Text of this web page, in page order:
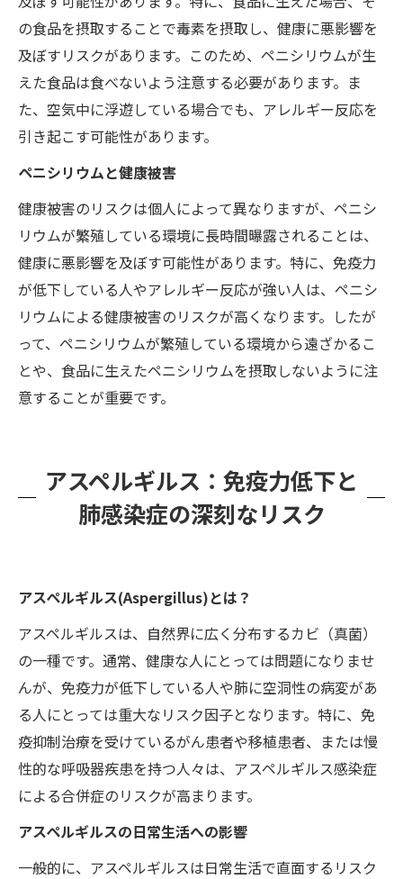
の食品を摂取することで毒素を摂取し、健康に悪影響を
及ぼすリスクがあります。このため、ペニシリウムが生
えた食品は食べないよう注意する必要があります。ま
た、空気中に浮遊している場合でも、アレルギー反応を
引き起こす可能性があります。
ペニシリウムと健康被害
健康被害のリスクは個人によって異なりますが、ペニシ
リウムが繁殖している環境に長時間曝露されることは、
健康に悪影響を及ぼす可能性があります。特に、免疫力
が低下している人やアレルギー反応が強い人は、ペニシ
リウムによる健康被害のリスクが高くなります。したが
って、ペニシリウムが繁殖している環境から遠ざかるこ
とや、食品に生えたペニシリウムを摂取しないように注
意することが重要です。
アスペルギルス：免疫力低下と
肺感染症の深刻なリスク
アスペルギルス(Aspergillus)とは？
アスペルギルスは、自然界に広く分布するカビ（真菌）
の一種です。通常、健康な人にとっては問題になりませ
んが、免疫力が低下している人や肺に空洞性の病変があ
る人にとっては重大なリスク因子となります。特に、免
疫抑制治療を受けているがん患者や移植患者、または慢
性的な呼吸器疾患を持つ人々は、アスペルギルス感染症
による合併症のリスクが高まります。
アスペルギルスの日常生活への影響
一般的に、アスペルギルスは日常生活で直面するリスク